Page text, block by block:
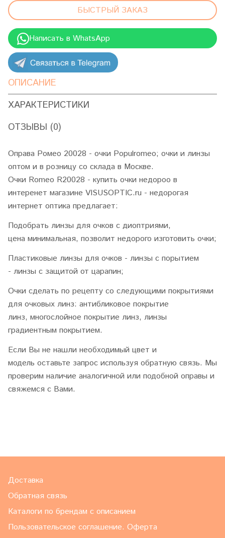
БЫСТРЫЙ ЗАКАЗ
Написать в WhatsApp
ОПИСАНИЕ
ХАРАКТЕРИСТИКИ
ОТЗЫВЫ (0)
Оправа Ромео 20028 - очки Populromeo; очки и линзы
оптом и в розницу со склада в Москве.
Очки Romeo R20028 - купить очки недороо в
интеренет магазине VISUSOPTIC.ru - недорогая
интернет оптика предлагает:
Подобрать линзы для очков с диоптриями,
цена минимальная, позволит недорого изготовить очки;
Пластиковые линзы для очков - линзы с порытием
- линзы с защитой от царапин;
Очки сделать по рецепту со следующими покрытиями
для очковых линз: антибликовое покрытие
линз, многослойное покрытие линз, линзы
градиентным покрытием.
Если Вы не нашли необходимый цвет и
модель оставьте запрос используя обратную связь. Мы
проверим наличие аналогичной или подобной оправы и
свяжемся с Вами.
Доставка
Обратная связь
Каталоги по брендам с описанием
Пользовательское соглашение. Оферта